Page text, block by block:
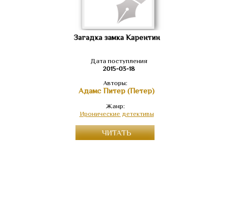
Загадка замка Карентин
Дата поступления
2015-03-18
Авторы:
Адамс Питер (Петер)
Жанр:
Иронические детективы
ЧИТАТЬ